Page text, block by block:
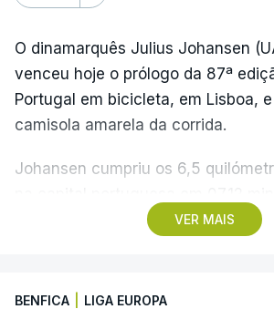
VER MAIS
O dinamarquês Julius Johansen
venceu hoje o prólogo da 87ª
Portugal em bicicleta, em Lisboa,
camisola amarela da corrida.
Johansen cumpriu os 6,5
quatro segundos do que o
pista.
BENFICA LIGA EUROPA